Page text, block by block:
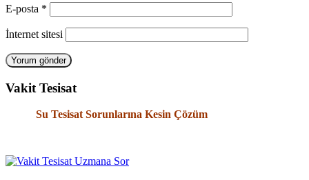
E-posta *
İnternet sitesi
Vakit Tesisat
Su Tesisat Sorunlarına Kesin Çözüm